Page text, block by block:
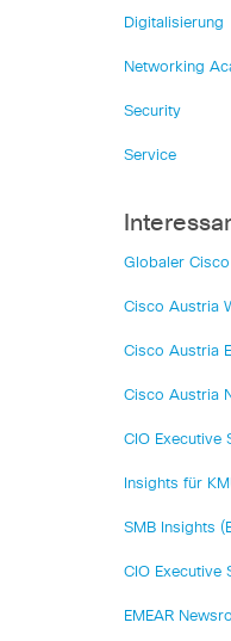
Digitalisierung
Networking
Security
Service
Globaler
Cisco Austria
Cisco Austria
Cisco Austria
CIO Executive
Insights für
SMB Insights
CIO Executive
EMEAR